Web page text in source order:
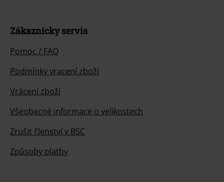
Zákaznícky servis
Pomoc / FAQ
Podmínky vracení zboží
Vrácení zboží
Všeobecné informace o velikostech
Zrušit členství v BSC
Způsoby platby